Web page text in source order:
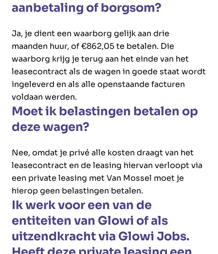
aanbetaling of borgsom?
Ja, je dient een waarborg gelijk aan drie
maanden huur, of €862,05 te betalen. Die
waarborg krijg je terug aan het einde van het
leasecontract als de wagen in goede staat wordt
ingeleverd en als alle openstaande facturen
voldaan werden.
Moet ik belastingen betalen op
deze wagen?
Nee, omdat je privé alle kosten draagt van het
leasecontract en de leasing hiervan verloopt via
een private leasing met Van Mossel moet je
hierop geen belastingen betalen.
Ik werk voor een van de
entiteiten van Glowi of als
uitzendkracht via Glowi Jobs.